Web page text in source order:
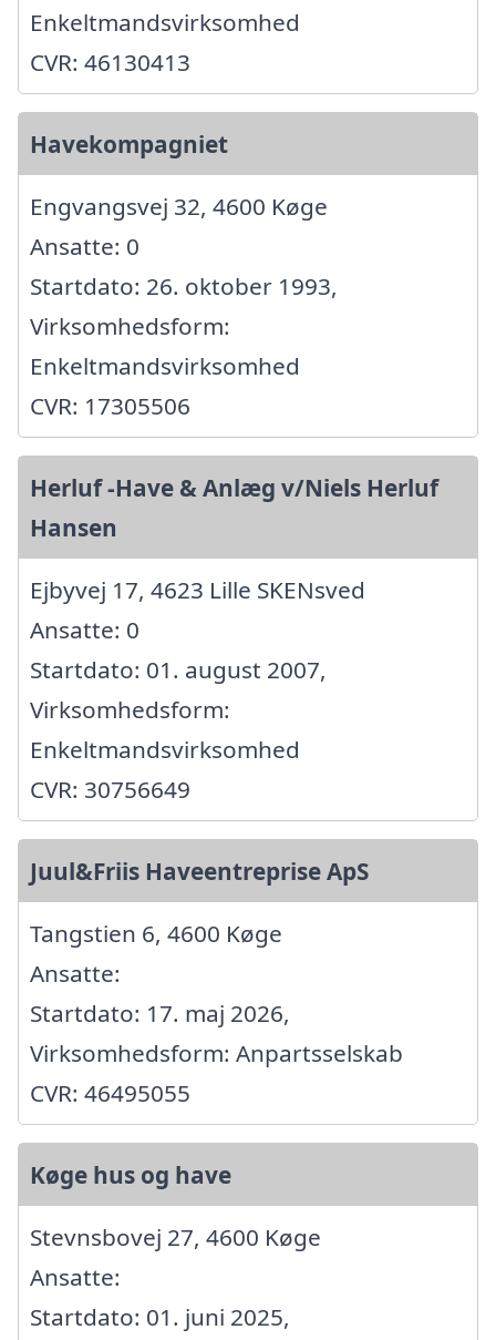
Enkeltmandsvirksomhed
CVR: 46130413
Havekompagniet
Engvangsvej 32, 4600 Køge
Ansatte: 0
Startdato: 26. oktober 1993,
Virksomhedsform:
Enkeltmandsvirksomhed
CVR: 17305506
Herluf -Have & Anlæg v/Niels Herluf
Hansen
Ejbyvej 17, 4623 Lille SKENsved
Ansatte: 0
Startdato: 01. august 2007,
Virksomhedsform:
Enkeltmandsvirksomhed
CVR: 30756649
Juul&Friis Haveentreprise ApS
Tangstien 6, 4600 Køge
Ansatte:
Startdato: 17. maj 2026,
Virksomhedsform: Anpartsselskab
CVR: 46495055
Køge hus og have
Stevnsbovej 27, 4600 Køge
Ansatte:
Startdato: 01. juni 2025,